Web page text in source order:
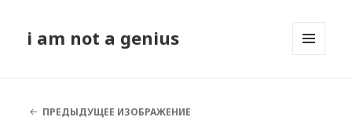
i am not a genius
ПРЕДЫДУЩЕЕ ИЗОБРАЖЕНИЕ